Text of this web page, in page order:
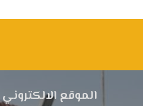
الموقع الالكتروني